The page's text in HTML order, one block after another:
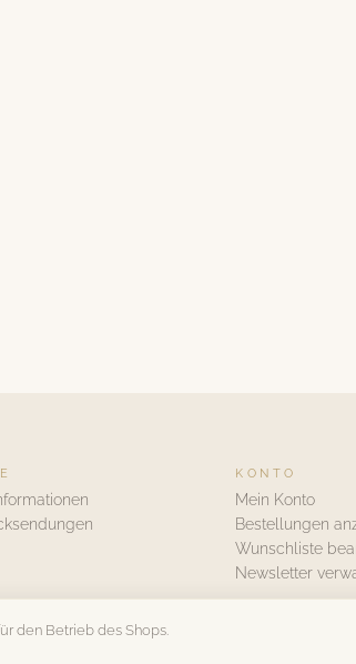
KONTO
Mein Konto
Bestellungen
Wunschliste
Newsletter
den Betrieb des Shops.